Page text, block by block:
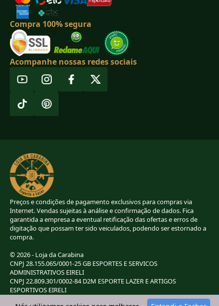
Compra 100% segura
Acompanhe nossas redes sociais
Preços e condições de pagamento exclusivos para compras via
Internet. Vendas sujeitas à análise e confirmação de dados. Fica
garantida a empresa a eventual retificação das ofertas e erros de
digitação que possam ter sido veiculados, podendo ser estornado a
compra.
© 2026 - Loja da Carabina
CNPJ 28.155.065/0001-25 GB ESPORTES E SERVICOS
ADMINISTRATIVOS EIRELI
CNPJ 22.809.301/0002-84 D2M ESPORTE LAZER E ARTIGOS
ESPORTIVOS EIRELI
CNPJ 38.283.264/0001-72 LC ESPORTES E LAZER LTDA